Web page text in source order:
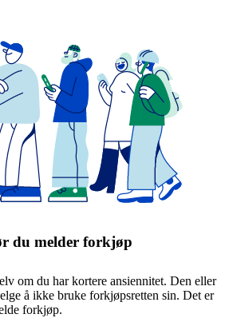
du melder forkjøp
om du har kortere ansiennitet. Den eller
å ikke bruke forkjøpsretten sin. Det er
forkjøp.